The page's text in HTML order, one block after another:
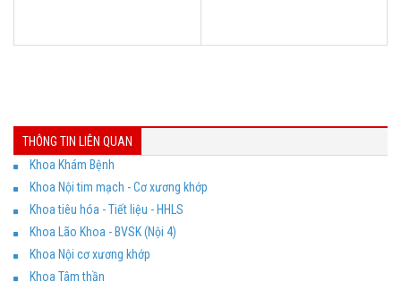
THÔNG TIN LIÊN QUAN
Khoa Khám Bệnh
Khoa Nội tim mạch - Cơ xương khớp
Khoa tiêu hóa - Tiết liệu - HHLS
Khoa Lão Khoa - BVSK (Nội 4)
Khoa Nội cơ xương khớp
Khoa Tâm thần